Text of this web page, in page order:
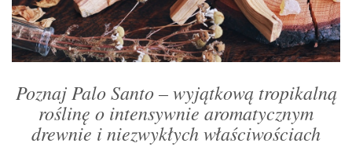
Poznaj Palo Santo – wyjątkową tropikalną
roślinę o intensywnie aromatycznym
drewnie i niezwykłych właściwościach